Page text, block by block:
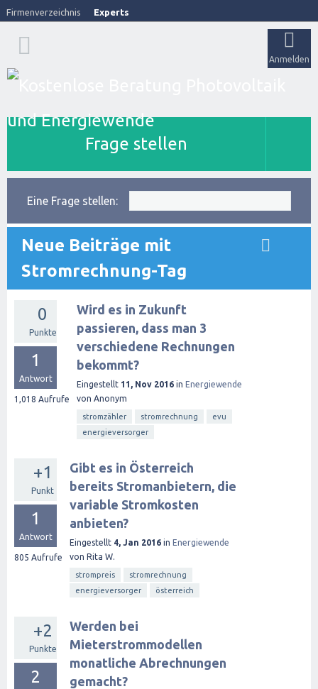
Firmenverzeichnis Experts
Anmelden
Frage stellen
Eine Frage stellen:
Neue Beiträge mit
Stromrechnung-Tag
0
Punkte
1
Antwort
1,018 Aufrufe
Wird es in Zukunft
passieren, dass man 3
verschiedene Rechnungen
bekommt?
Eingestellt 11, Nov 2016 in Energiewende
von Anonym
stromzähler stromrechnung
evu
energieversorger
+1
Punkt
1
Antwort
805 Aufrufe
Gibt es in Österreich
bereits Stromanbietern, die
variable Stromkosten
anbieten?
Eingestellt 4, Jan 2016 in Energiewende
von Rita W.
strompreis
stromrechnung
energieversorger
österreich
+2
Punkte
2
Werden bei
Mieterstrommodellen
monatliche Abrechnungen
gemacht?